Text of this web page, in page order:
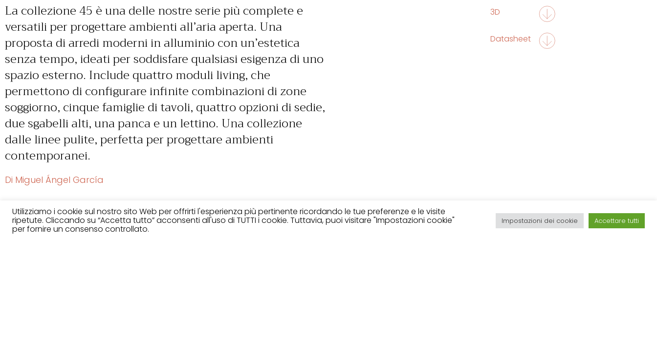
La collezione 45 è una delle nostre serie più complete e
versatili per progettare ambienti all’aria aperta. Una
proposta di arredi moderni in alluminio con un’estetica
senza tempo, ideati per soddisfare qualsiasi esigenza di uno
spazio esterno. Include quattro moduli living, che
permettono di configurare infinite combinazioni di zone
soggiorno, cinque famiglie di tavoli, quattro opzioni di sedie,
due sgabelli alti, una panca e un lettino. Una collezione
dalle linee pulite, perfetta per progettare ambienti
contemporanei.
Di Miguel Ángel García
3D
Datasheet
Finiture
Utilizziamo i cookie sul nostro sito Web per offrirti l'esperienza più pertinente ricordando le tue preferenze e le visite
ripetute. Cliccando su “Accetta tutto” acconsenti all'uso di TUTTI i cookie. Tuttavia, puoi visitare "Impostazioni cookie"
per fornire un consenso controllato.
Impostazioni dei cookie Accettare tutti